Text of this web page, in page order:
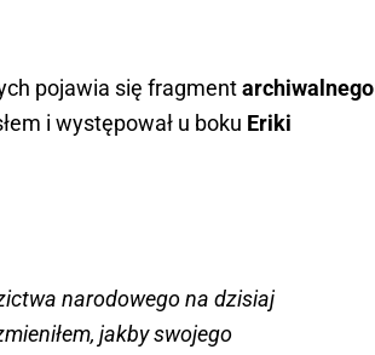
pojawia się fragmentarchiwalnego
i występował u boku Eriki
narodowego na dzisiaj
jakby swojego